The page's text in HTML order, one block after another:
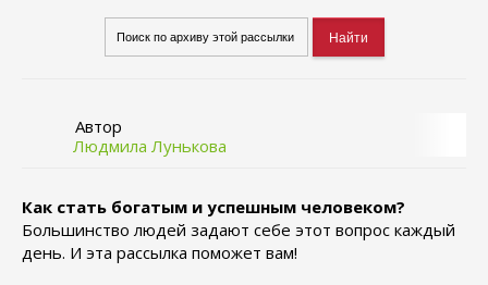
Автор
Людмила Лунькова
Как стать богатым и успешным человеком?
Большинство людей задают себе этот вопрос каждый
день. И эта рассылка поможет вам!